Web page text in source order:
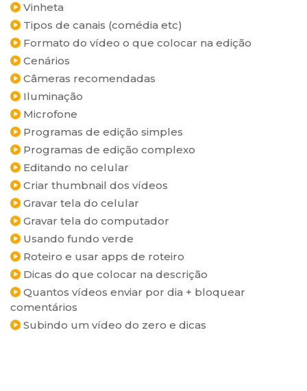
Vinheta
Tipos de canais (comédia etc)
Formato do vídeo o que colocar na edição
Cenários
Câmeras recomendadas
Iluminação
Microfone
Programas de edição simples
Programas de edição complexo
Editando no celular
Criar thumbnail dos vídeos
Gravar tela do celular
Gravar tela do computador
Usando fundo verde
Roteiro e usar apps de roteiro
Dicas do que colocar na descrição
Quantos vídeos enviar por dia + bloquear
comentários
Subindo um vídeo do zero e dicas